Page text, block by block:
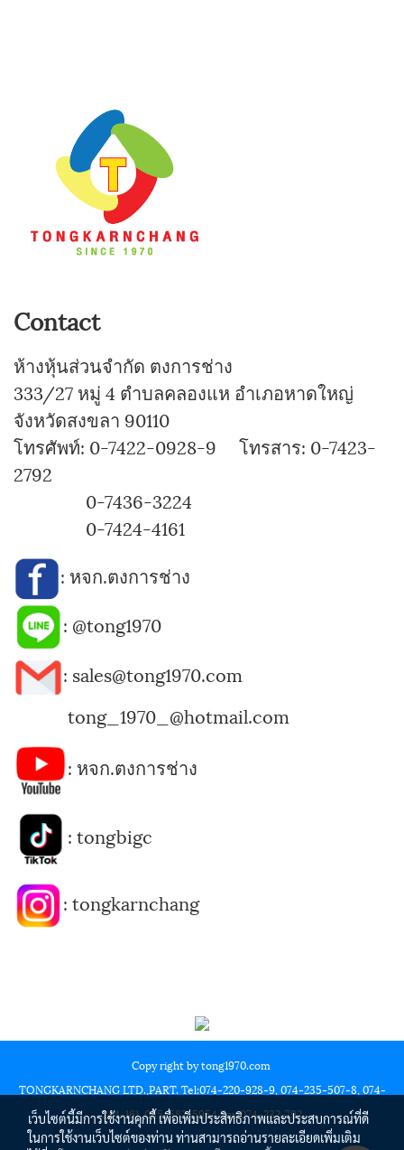
Contact
ห้างหุ้นส่วนจำกัด ตงการช่าง
333/27 หมู่ 4 ตำบลคลองแห อำเภอหาดใหญ่
จังหวัดสงขลา 90110
โทรศัพท์: 0-7422-0928-9 โทรสาร: 0-7423-
2792
0-7436-3224
0-7424-4161
: หจก.ตงการช่าง
: @tong1970
: sales@tong1970.com
tong_1970_@hotmail.com
: หจก.ตงการช่าง
: tongbigc
: tongkarnchang
Copy right by tong1970.com
TONGKARNCHANG LTD.,PART. Tel:074-220-928-9, 074-235-507-8, 074-
244-161, 085-582-5954 Fax:074-232-792
เว็บไซต์นี้มีการใช้งานคุกกี้ เพื่อเพิ่มประสิทธิภาพและประสบการณ์ที่ดี
ในการใช้งานเว็บไซต์ของท่าน ท่านสามารถอ่านรายละเอียดเพิ่มเติม